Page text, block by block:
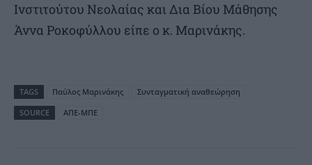
Ινστιτούτου Νεολαίας και Δια Βίου Μάθησης
Άννα Ροκοφύλλου είπε ο κ. Μαρινάκης.
TAGS Παύλος Μαρινάκης
Συνταγματική αναθεώρηση
SOURCE
ΑΠΕ-ΜΠΕ